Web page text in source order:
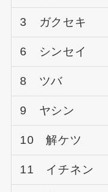
3 ガクセキ
6 シンセイ
8 ツバ
9 ヤシン
10 解ケツ
11 イチネン